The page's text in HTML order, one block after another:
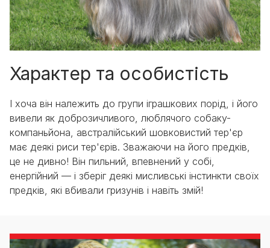
Характер та особистість
І хоча він належить до групи іграшкових порід, і його
вивели як доброзичливого, люблячого собаку-
компаньйона, австралійський шовковистий тер'єр
має деякі риси тер'єрів. Зважаючи на його предків,
це не дивно! Він пильний, впевнений у собі,
енергійний — і зберіг деякі мисливські інстинкти своїх
предків, які вбивали гризунів і навіть змій!